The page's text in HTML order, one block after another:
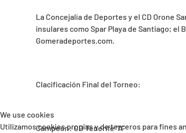
La Concejalía de Deportes y el CD Orone
insulares como Spar Playa de Santiago; el
Gomeradeportes.com.
Clacificación Final del Torneo:
Campeón: CD Tenerife “A”
We use cookies
Utilizamos cookies propias y de terceros para fines